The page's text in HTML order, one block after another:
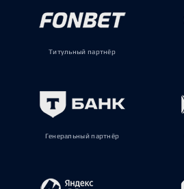
Титульный партнёр
Генеральный партнёр